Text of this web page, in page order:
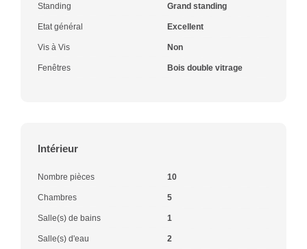
Standing Grand standing
Etat général Excellent
Vis à Vis Non
Fenêtres Bois double vitrage
Intérieur
Nombre pièces 10
Chambres 5
Salle(s) de bains 1
Salle(s) d'eau 2